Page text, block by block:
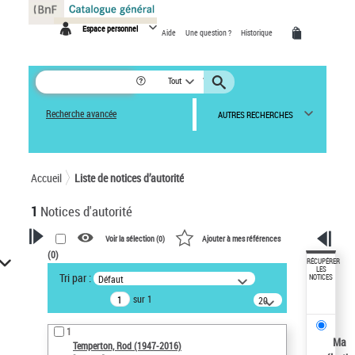
Espace personnel Aide Une question ? Historique
Tout
Recherche avancée AUTRES RECHERCHES
Accueil Liste de notices d’autorité
1 Notices d'autorité
VOTRE RECHERCHE
Recherche avancée dans les
notices d’autorité
Œuvres liées à l'auteur :
Temperton, Rod (1947-2016)
Voir la sélection (0) Ajouter à mes références
(0)
Tri par : Défaut
sur 1
20
résultats/page
1
Temperton, Rod (1947-2016)
RÉCUPÉRER
LES
NOTICES
Ma
Panneau de gestion des cookies